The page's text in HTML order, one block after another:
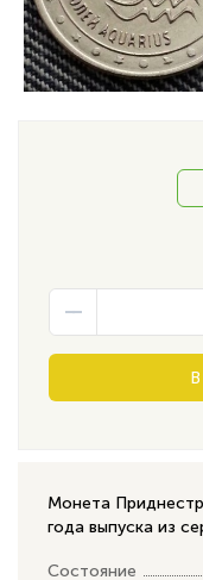
Монета
года выпуска из
Состояние